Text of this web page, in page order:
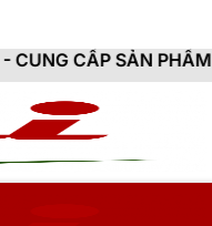
PHẨM CHÍNH